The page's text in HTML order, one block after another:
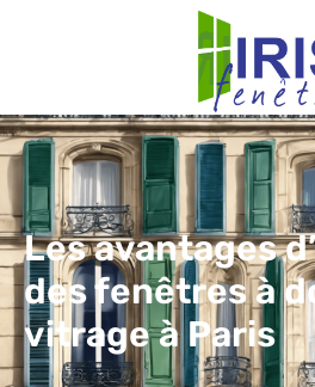
Les avantages
des fenêtres à
vitrage à Paris